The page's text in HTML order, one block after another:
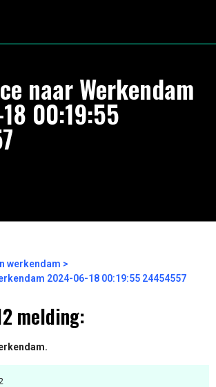
naar Werkendam
00:19:55
werkendam
2024-06-18 00:19:55 24454557
melding: